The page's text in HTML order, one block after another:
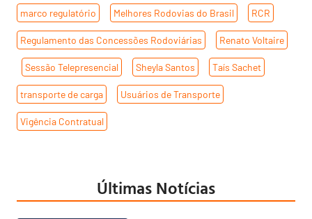
marco regulatório Melhores Rodovias do Brasil RCR
Regulamento das Concessões Rodoviárias Renato Voltaire
Sessão Telepresencial Sheyla Santos Taís Sachet
transporte de carga Usuários de Transporte
Vigência Contratual
Últimas Notícias